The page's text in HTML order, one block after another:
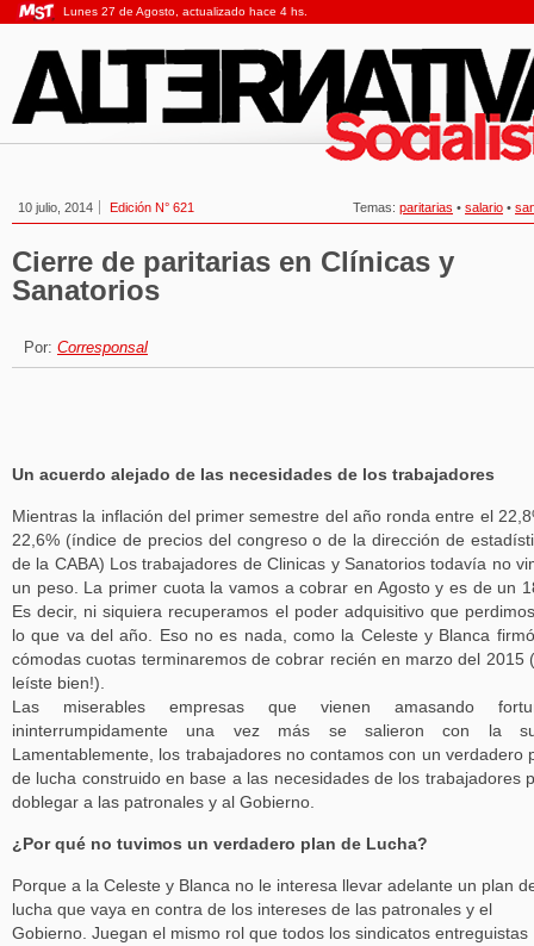
Lunes 27 de Agosto, actualizado hace 4 hs.
10 julio, 2014 Edición N° 621 Temas: paritarias • salario •
Cierre de paritarias en Clínicas y
Sanatorios
Por: Corresponsal
Un acuerdo alejado de las necesidades de los trabajadores
Mientras la inflación del primer semestre del año ronda entre el
22,6% (índice de precios del congreso o de la dirección de
de la CABA) Los trabajadores de Clinicas y Sanatorios todavía no
un peso. La primer cuota la vamos a cobrar en Agosto y es de un
Es decir, ni siquiera recuperamos el poder adquisitivo que
lo que va del año. Eso no es nada, como la Celeste y Blanca
cómodas cuotas terminaremos de cobrar recién en marzo del 2015
leíste bien!).
Las miserables empresas que vienen amasando
ininterrumpidamente una vez más se salieron con la
Lamentablemente, los trabajadores no contamos con un verdadero
de lucha construido en base a las necesidades de los trabajadores
doblegar a las patronales y al Gobierno.
¿Por qué no tuvimos un verdadero plan de Lucha?
Porque a la Celeste y Blanca no le interesa llevar adelante un plan
lucha que vaya en contra de los intereses de las patronales y el
Gobierno. Juegan el mismo rol que todos los sindicatos entreguistas